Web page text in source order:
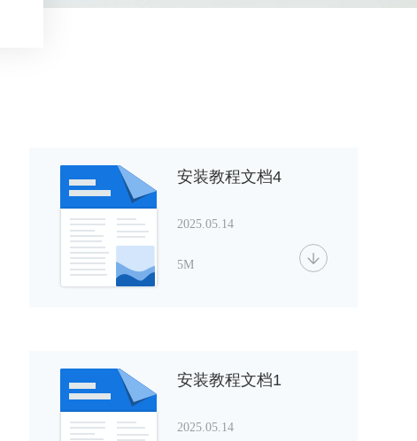
安装教程文档4
2025.05.14
5M
安装教程文档1
2025.05.14